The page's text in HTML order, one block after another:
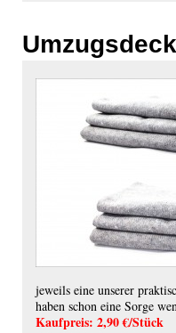
jeweils eine unserer
haben schon eine Sorge
Kaufpreis: 2,90 €/Stück